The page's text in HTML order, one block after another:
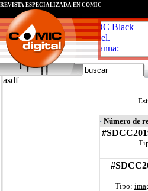
REVISTA ESPECIALIZADA EN CÓMIC
asdf
· Número de
Tipo: